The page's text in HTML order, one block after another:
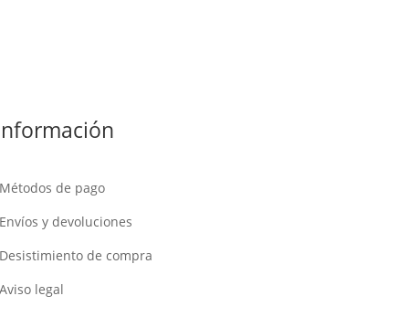
Métodos de pago
Envíos y devoluciones
Desistimiento de compra
Aviso legal